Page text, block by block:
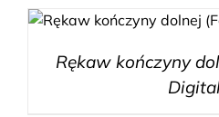
Rękaw kończyny